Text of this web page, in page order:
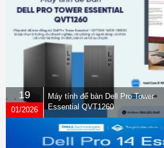
19
01/2026
Máy tính để bàn Dell Pro Tower
Essential QVT1260